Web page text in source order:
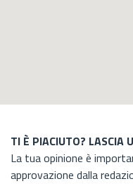
TI È PIACIUTO? LASCIA
La tua opinione è
approvazione dalla